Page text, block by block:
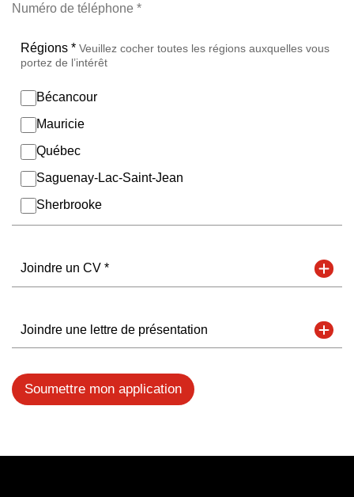
Numéro de téléphone *
Régions * Veuillez cocher toutes les régions auxquelles vous
portez de l’intérêt
Bécancour
Mauricie
Québec
Saguenay-Lac-Saint-Jean
Sherbrooke
Joindre un CV *
Joindre une lettre de présentation